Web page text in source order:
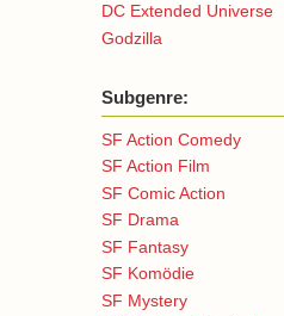
DC Extended Universe
Godzilla
Subgenre:
SF Action Comedy
SF Action Film
SF Comic Action
SF Drama
SF Fantasy
SF Komödie
SF Mystery